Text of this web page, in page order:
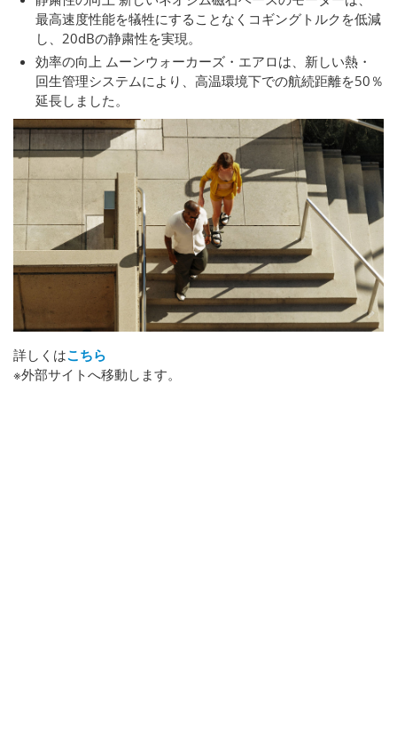
最高速度性能を犠牲にすることなくコギングトルクを低減
し、20dBの静粛性を実現。
効率の向上 ムーンウォーカーズ・エアロは、新しい熱・
回生管理システムにより、高温環境下での航続距離を50％
延長しました。
詳しくはこちら
※外部サイトへ移動します。